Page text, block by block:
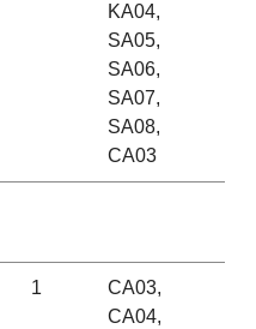
KA04,
SA05,
SA06,
SA07,
SA08,
CA03
1
CA03,
CA04,